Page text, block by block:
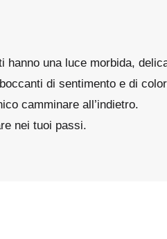
hanno una luce morbida,
di sentimento e di
camminare all’indietro.
nei tuoi passi.